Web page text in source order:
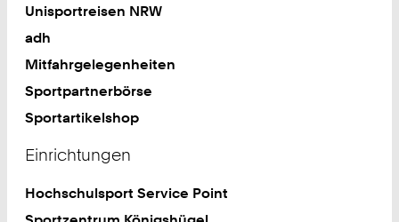
Unisportreisen NRW
adh
Mitfahrgelegenheiten
Sportpartnerbörse
Sportartikelshop
Einrichtungen
Hochschulsport Service Point